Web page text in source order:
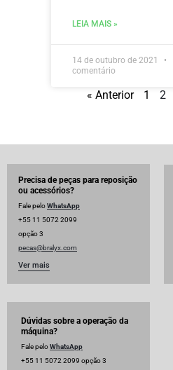
LEIA MAIS »
14 de outubro de 2021
comentário
« Anterior 1 2
Precisa de peças para reposição
ou acessórios?
Fale peloWhatsApp
+55 11 5072 2099
opção 3
pecas@bralyx.com
Ver mais
Dúvidas sobre a operação da
máquina?
Fale peloWhatsApp
+55 11 5072 2099 opção 3